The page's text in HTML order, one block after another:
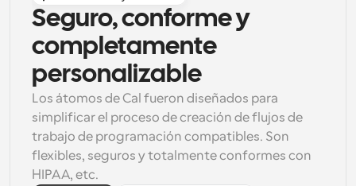
Seguro, conforme y
completamente
personalizable
Los átomos de Cal fueron diseñados para
simplificar el proceso de creación de flujos de
trabajo de programación compatibles. Son
flexibles, seguros y totalmente conformes con
HIPAA, etc.